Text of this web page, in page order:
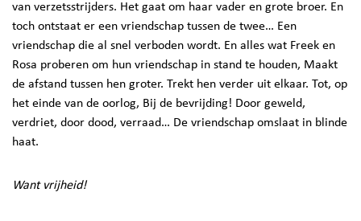
van verzetsstrijders. Het gaat om haar vader en grote broer. En
toch ontstaat er een vriendschap tussen de twee… Een
vriendschap die al snel verboden wordt. En alles wat Freek en
Rosa proberen om hun vriendschap in stand te houden, Maakt
de afstand tussen hen groter. Trekt hen verder uit elkaar. Tot, op
het einde van de oorlog, Bij de bevrijding! Door geweld,
verdriet, door dood, verraad… De vriendschap omslaat in blinde
haat.
Want vrijheid!